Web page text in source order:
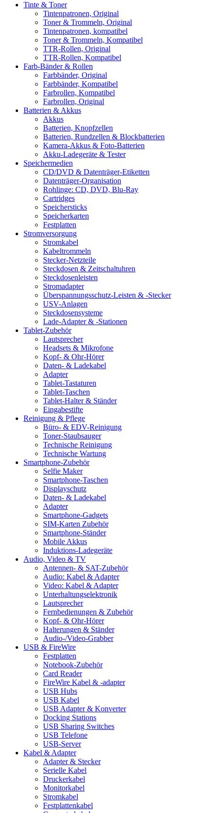
Tinte & Toner
Tintenpatronen, Original
Toner & Trommeln, Original
Tintenpatronen, kompatibel
Toner & Trommeln, Kompatibel
TTR-Rollen, Original
TTR-Rollen, Kompatibel
Farb-Bänder & Rollen
Farbbänder, Original
Farbbänder, Kompatibel
Farbrollen, Kompatibel
Farbrollen, Original
Batterien & Akkus
Akkus
Batterien, Knopfzellen
Batterien, Rundzellen & Blockbatterien
Kamera-Akkus & Foto-Batterien
Akku-Ladegeräte & Tester
Speichermedien
CD/DVD & Datenträger-Etiketten
Datenträger-Organisation
Rohlinge: CD, DVD, Blu-Ray
Cartridges
Speichersticks
Speicherkarten
Festplatten
Stromversorgung
Stromkabel
Kabeltrommeln
Stecker-Netzteile
Steckdosen & Zeitschaltuhren
Steckdosenleisten
Stromadapter
Überspannungsschutz-Leisten & -Stecker
USV-Anlagen
Steckdosensysteme
Lade-Adapter & -Stationen
Tablet-Zubehör
Lautsprecher
Headsets & Mikrofone
Kopf- & Ohr-Hörer
Daten- & Ladekabel
Adapter
Tablet-Tastaturen
Tablet-Taschen
Tablet-Halter & Ständer
Eingabestifte
Reinigung & Pflege
Büro- & EDV-Reinigung
Toner-Staubsauger
Technische Reinigung
Technische Wartung
Smartphone-Zubehör
Selfie Maker
Smartphone-Taschen
Displayschutz
Daten- & Ladekabel
Adapter
Smartphone-Gadgets
SIM-Karten Zubehör
Smartphone-Ständer
Mobile Akkus
Induktions-Ladegeräte
Audio, Video & TV
Antennen- & SAT-Zubehör
Audio: Kabel & Adapter
Video: Kabel & Adapter
Unterhaltungselektronik
Lautsprecher
Fernbedienungen & Zubehör
Kopf- & Ohr-Hörer
Halterungen & Ständer
Audio-/Video-Grabber
USB & FireWire
Festplatten
Notebook-Zubehör
Card Reader
FireWire Kabel & -adapter
USB Hubs
USB Kabel
USB Adapter & Konverter
Docking Stations
USB Sharing Switches
USB Telefone
USB-Server
Kabel & Adapter
Adapter & Stecker
Serielle Kabel
Druckerkabel
Monitorkabel
Stromkabel
Festplattenkabel